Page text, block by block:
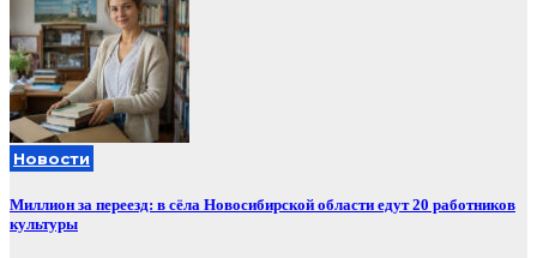
Новости
Миллион за переезд: в сёла Новосибирской области едут 20 работников
культуры